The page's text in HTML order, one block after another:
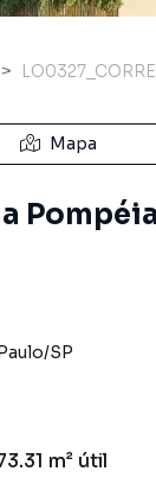
Mapa
/SP
m² útil